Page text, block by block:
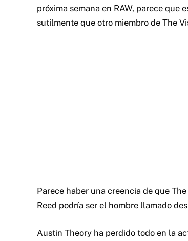
próxima semana en RAW, parece que
sutilmente que otro miembro de The
Parece haber una creencia de que
Reed podría ser el hombre llamado
Austin Theory ha perdido todo en la